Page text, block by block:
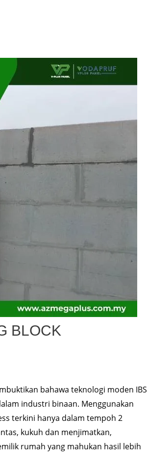
BLOCK
bahawa teknologi moden IBS
industri binaan. Menggunakan
terkini hanya dalam tempoh 2
kukuh dan menjimatkan,
rumah yang mahukan hasil lebih